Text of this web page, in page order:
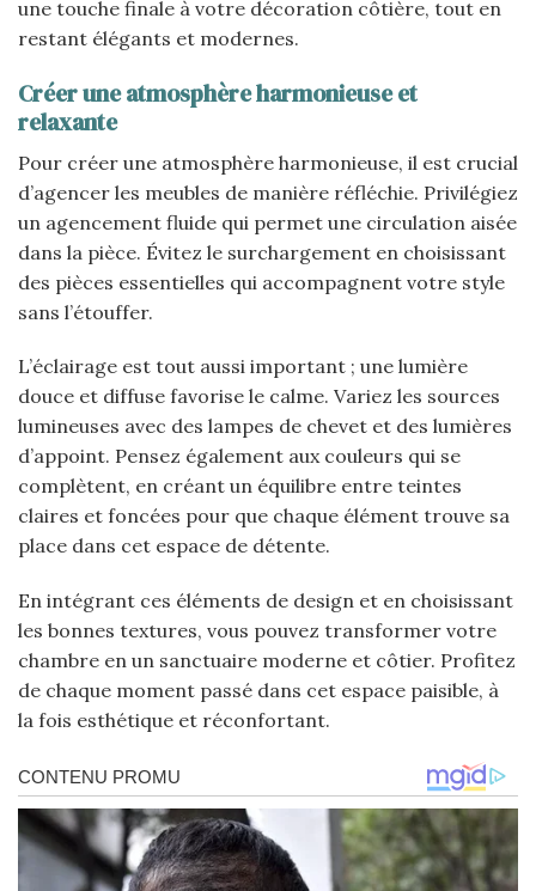
une touche finale à votre décoration côtière, tout en
restant élégants et modernes.
Créer une atmosphère harmonieuse et
relaxante
Pour créer une atmosphère harmonieuse, il est crucial
d’agencer les meubles de manière réfléchie. Privilégiez
un agencement fluide qui permet une circulation aisée
dans la pièce. Évitez le surchargement en choisissant
des pièces essentielles qui accompagnent votre style
sans l’étouffer.
L’éclairage est tout aussi important ; une lumière
douce et diffuse favorise le calme. Variez les sources
lumineuses avec des lampes de chevet et des lumières
d’appoint. Pensez également aux couleurs qui se
complètent, en créant un équilibre entre teintes
claires et foncées pour que chaque élément trouve sa
place dans cet espace de détente.
En intégrant ces éléments de design et en choisissant
les bonnes textures, vous pouvez transformer votre
chambre en un sanctuaire moderne et côtier. Profitez
de chaque moment passé dans cet espace paisible, à
la fois esthétique et réconfortant.